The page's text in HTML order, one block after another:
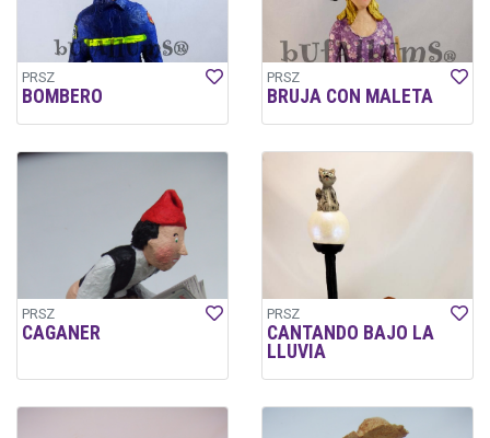
PRSZ
BOMBERO
PRSZ
BRUJA CON MALETA
PRSZ
CAGANER
PRSZ
CANTANDO BAJO LA
LLUVIA